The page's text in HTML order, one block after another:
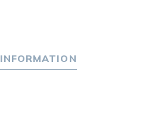
INFORMATION